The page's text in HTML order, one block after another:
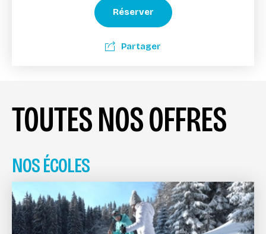
Réserver
Partager
TOUTES NOS OFFRES
NOS ÉCOLES